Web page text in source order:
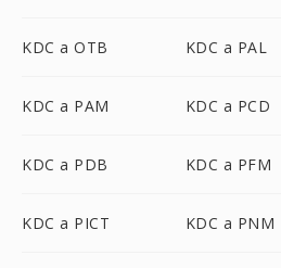
KDC a OTB KDC a PAL
KDC a PAM KDC a PCD
KDC a PDB KDC a PFM
KDC a PICT KDC a PNM